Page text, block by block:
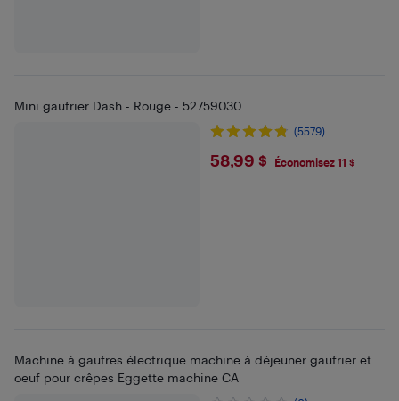
Mini gaufrier Dash - Rouge - 52759030
(5579)
$58.99
58,99 $ Économisez 11 $
Machine à gaufres électrique machine à déjeuner gaufrier et
oeuf pour crêpes Eggette machine CA